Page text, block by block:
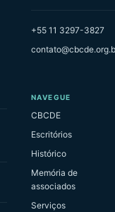
+55 11 3297-3827
NAVEGUE
CBCDE
Escritórios
Histórico
Memória de
associados
Serviços